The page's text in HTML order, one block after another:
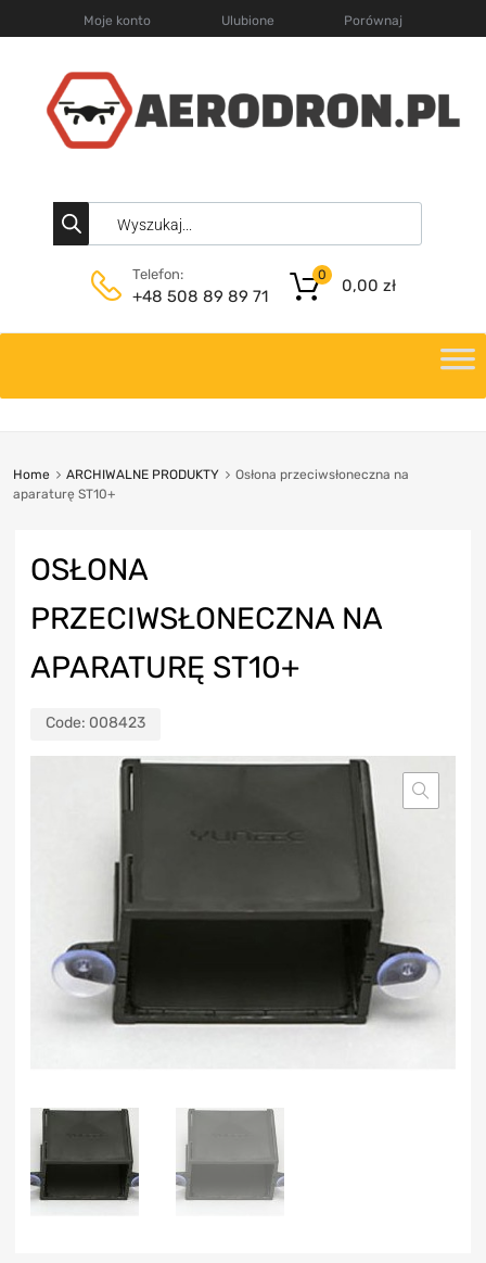
Moje konto Ulubione Porównaj
Telefon:
+48 508 89 89 71
0,00 zł
0
Home ARCHIWALNE PRODUKTY
Osłona przeciwsłoneczna na
aparaturę ST10+
OSŁONA
PRZECIWSŁONECZNA NA
APARATURĘ ST10+
Code: 008423